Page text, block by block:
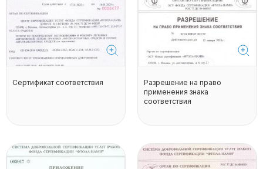
Сертификат соответствия
Разрешение на право
применения знака
соответствия